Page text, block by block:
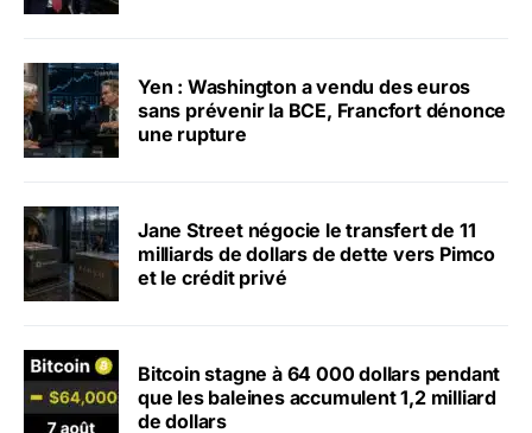
Yen : Washington a vendu des euros
sans prévenir la BCE, Francfort dénonce
une rupture
Jane Street négocie le transfert de 11
milliards de dollars de dette vers Pimco
et le crédit privé
Bitcoin stagne à 64 000 dollars pendant
que les baleines accumulent 1,2 milliard
de dollars